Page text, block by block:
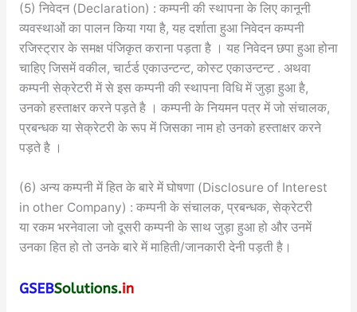
(5) निवेदन (Declaration) : कम्पनी की स्थापना के लिए कानूनी
व्यवस्थाओं का पालन किया गया है, यह दर्शाता हुआ निवेदन कम्पनी
रजिस्ट्रार के समक्ष पंजिकृत कराना पड़ता है । यह निवेदन छपा हुआ होना
चाहिए जिसमें वकील, चार्टर्ड एकाउन्टन्ट, कोस्ट एकाउन्टन्ट . अथवा
कम्पनी सेक्रेटरी में से इस कम्पनी की स्थापना विधि में जुड़ा हुआ है,
उनको हस्ताक्षर करने पड़ते है । कम्पनी के नियमन पत्र में जो संचालक,
प्रबन्धक या सेक्रेटरी के रूप में जिसका नाम हो उनको हस्ताक्षर करने
पड़ते है ।
(6) अन्य कम्पनी में हित के बारे में घोषणा (Disclosure of Interest
in other Company) : कम्पनी के संचालक, प्रबन्धक, सेक्रेटरी
या रकम भरनेवाला जो दूसरी कम्पनी के साथ जुड़ा हुआ हो और उनमें
उनका हित हो तो उनके बारे में माहिती/जानकारी देनी पड़ती है।